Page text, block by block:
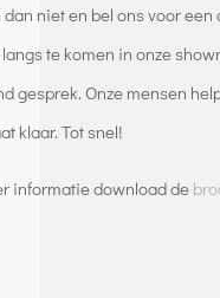
niet en bel ons voor een
langs te komen in onze
gesprek. Onze mensen
klaar. Tot snel!
informatie download de